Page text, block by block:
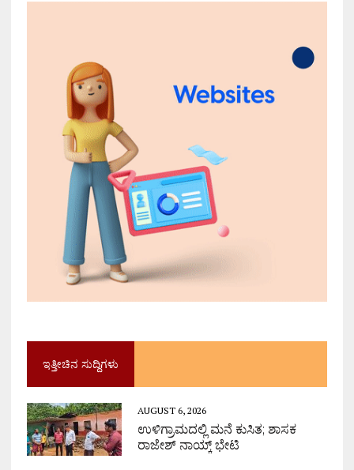
ಇತ್ತೀಚಿನ ಸುದ್ದಿಗಳು
AUGUST 6, 2026
ಉಳಿಗ್ರಾಮದಲ್ಲಿ ಮನೆ ಕುಸಿತ; ಶಾಸಕ
ರಾಜೇಶ್ ನಾಯ್ಕ್ ಭೇಟಿ